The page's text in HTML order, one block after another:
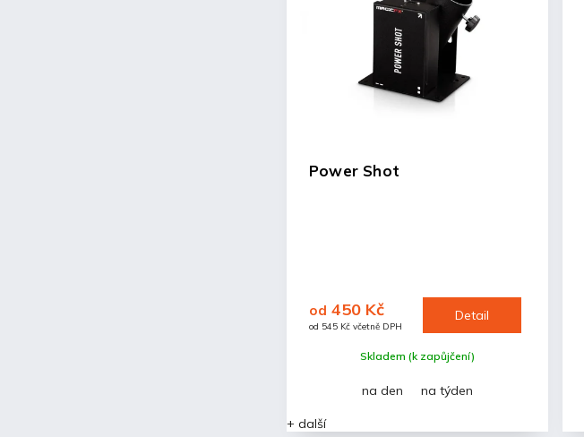
Power Shot
Skladem (k zapůjčení)
od 545 Kč včetně DPH
od 450 Kč Detail
na den na týden
+ další